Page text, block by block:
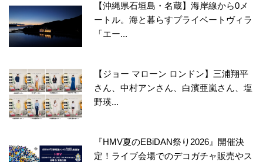
【沖縄県石垣島・名蔵】海岸線から0メ
ートル。海と暮らすプライベートヴィラ
「エー...
【ジョー マローン ロンドン】三浦翔平
さん、中村アンさん、白濱亜嵐さん、塩
野瑛...
『HMV夏のEBiDAN祭り2026』開催決
定！ライブ会場でのデコガチャ販売やス